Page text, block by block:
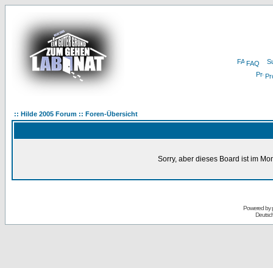
FAQ
:: Hilde 2005 Forum :: Foren-Übersicht
Sorry, aber dieses Board ist im
Powered by